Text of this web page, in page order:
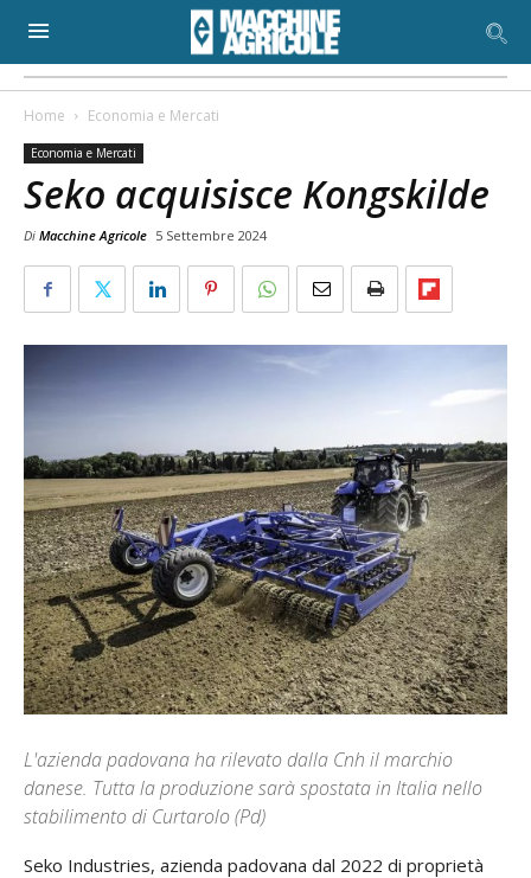
Home Economia e Mercati
Economia e Mercati
Seko acquisisce Kongskilde
Di Macchine Agricole 5 Settembre 2024
L'azienda padovana ha rilevato dalla Cnh il marchio
danese. Tutta la produzione sarà spostata in Italia nello
stabilimento di Curtarolo (Pd)
Seko Industries, azienda padovana dal 2022 di proprietà